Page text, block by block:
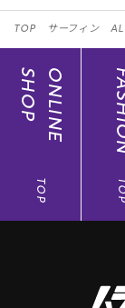
TOP サーフィン
ONLINE
SHOP
TOP